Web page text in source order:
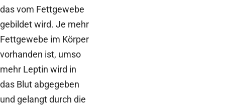
das vom Fettgewebe
gebildet wird. Je mehr
Fettgewebe im Körper
vorhanden ist, umso
mehr Leptin wird in
das Blut abgegeben
und gelangt durch die